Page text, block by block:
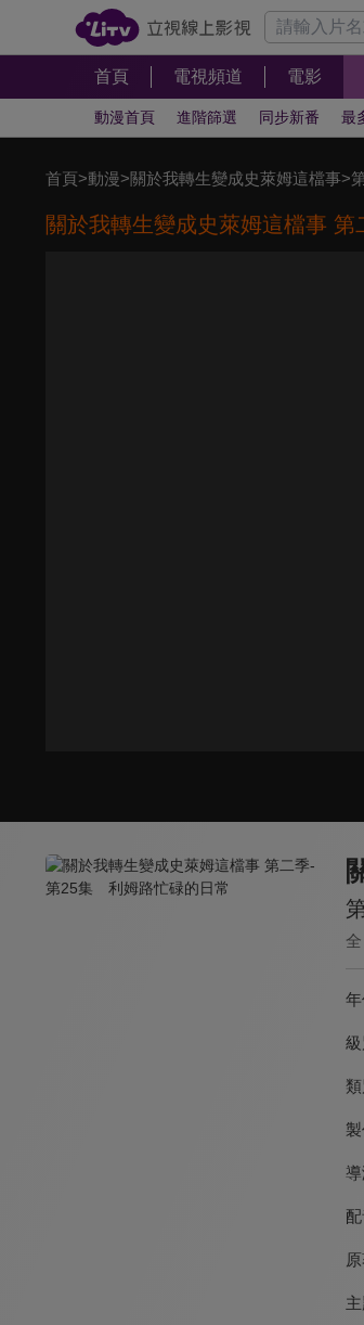
首頁 電視頻道 電影
動漫首頁 進階篩選 同步新番 最
首頁>動漫>關於我轉生變成史萊姆這檔事>
關於我轉生變成史萊姆這檔事 第
年
級
類
導
配
主